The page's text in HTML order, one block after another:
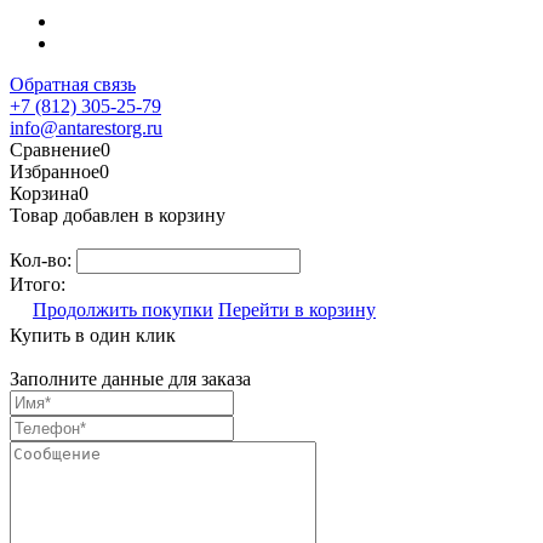
Обратная связь
+7 (812) 305-25-79
info@antarestorg.ru
Сравнение0
Избранное0
Корзина0
Товар добавлен в корзину
Кол-во:
Итого:
Продолжить покупки Перейти в корзину
Купить в один клик
Заполните данные для заказа